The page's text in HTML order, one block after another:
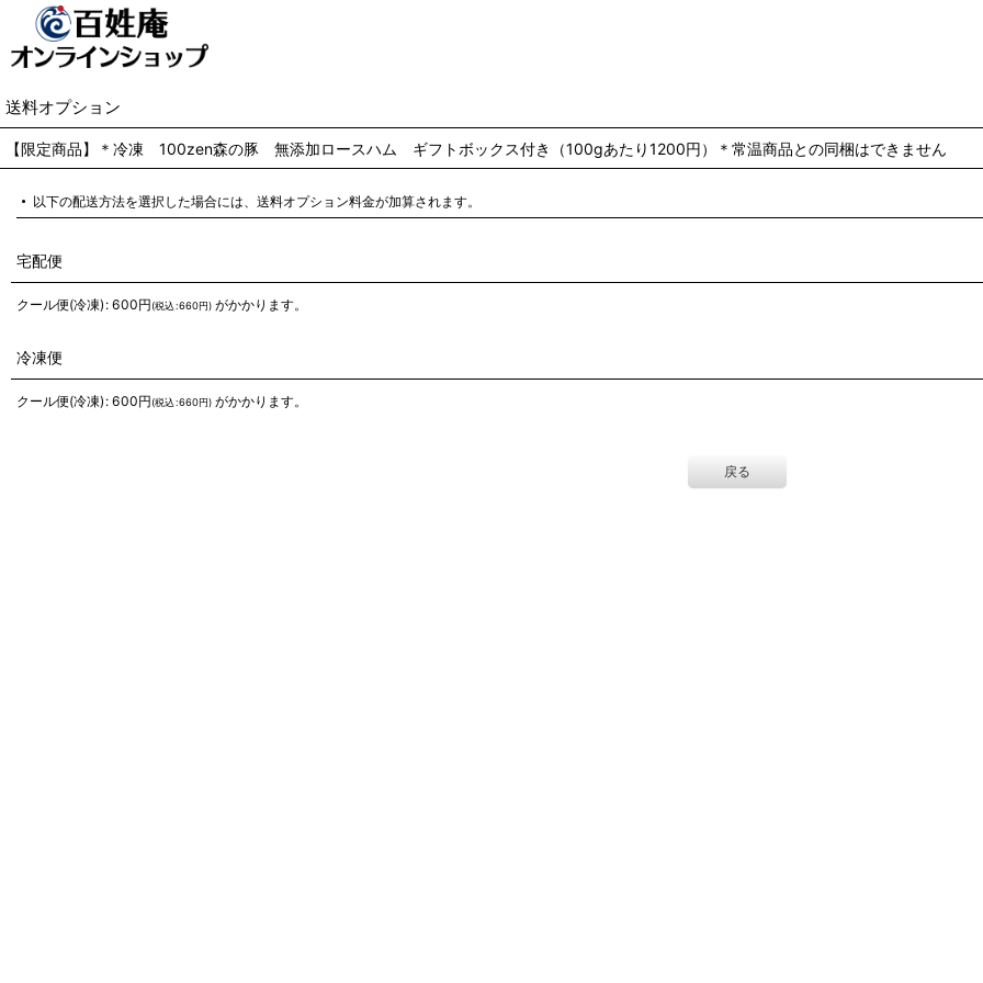
送料オプション
【限定商品】＊冷凍 100zen森の豚 無添加ロースハム ギフトボックス付き（100gあたり1200円）＊常温商品との同梱はできません
以下の配送方法を選択した場合には、送料オプション料金が加算されます。
宅配便
クール便(冷凍) : 600円(税込:660円) がかかります。
冷凍便
クール便(冷凍) : 600円(税込:660円) がかかります。
戻る